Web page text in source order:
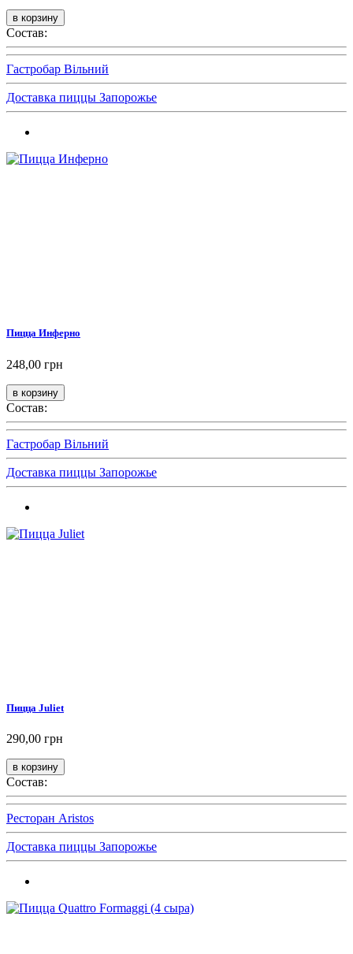
Состав:
Гастробар Вільний
Доставка пиццы Запорожье
Пицца Инферно
248,00 грн
Состав:
Гастробар Вільний
Доставка пиццы Запорожье
Пицца Juliet
290,00 грн
Состав:
Ресторан Aristos
Доставка пиццы Запорожье